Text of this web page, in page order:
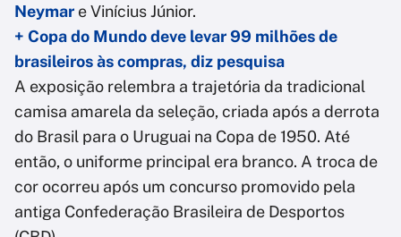
Neymar e Vinícius Júnior.
+ Copa do Mundo deve levar 99 milhões de
brasileiros às compras, diz pesquisa
A exposição relembra a trajetória da tradicional
camisa amarela da seleção, criada após a derrota
do Brasil para o Uruguai na Copa de 1950. Até
então, o uniforme principal era branco. A troca de
cor ocorreu após um concurso promovido pela
antiga Confederação Brasileira de Desportos